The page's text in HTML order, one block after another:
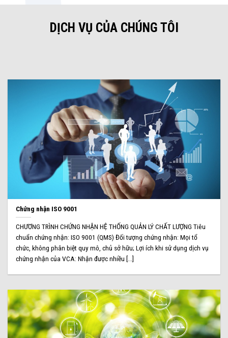
DỊCH VỤ CỦA CHÚNG TÔI
Chứng nhận ISO 9001
CHƯƠNG TRÌNH CHỨNG NHẬN HỆ THỐNG QUẢN LÝ CHẤT LƯỢNG Tiêu
chuẩn chứng nhận: ISO 9001 (QMS) Đối tượng chứng nhận: Mọi tổ
chức, không phân biệt quy mô, chủ sở hữu; Lợi ích khi sử dụng dịch vụ
chứng nhận của VCA: Nhận được nhiều [...]